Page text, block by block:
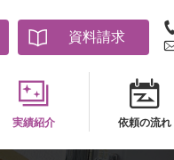
資料請求
実績紹介 依頼の流れ